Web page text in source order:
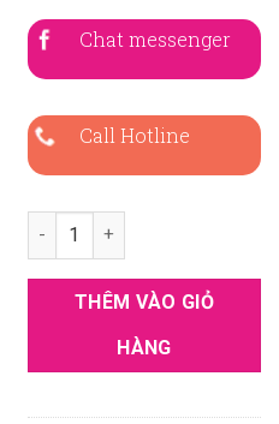
Chat messenger
Call Hotline
Áo Vest Nam Màu Xám Xanh
THÊM VÀO GIỎ
HÀNG